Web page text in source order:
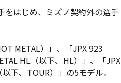
をはじめ、ミズノ契約外の選手
METAL）」、「JPX 923
HL（以下、HL）」、「JPX
下、TOUR）」の5モデル。